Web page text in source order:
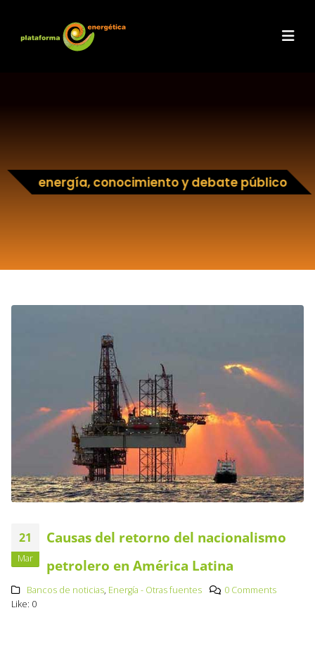
energía, conocimiento y debate público
21
Mar
Causas del retorno del nacionalismo
petrolero en América Latina
Bancos de noticias, Energía - Otras fuentes
0 Comments
Like: 0